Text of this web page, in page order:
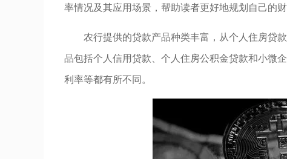
率情况及其应用场景，帮助读者更好地规划自己的财
农行提供的贷款产品种类丰富，从个人住房贷
品包括个人信用贷款、个人住房公积金贷款和小微
利率等都有所不同。